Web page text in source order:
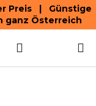
Preis | Günstige
Österreich